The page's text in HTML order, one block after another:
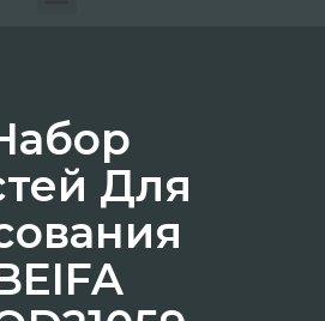
Для